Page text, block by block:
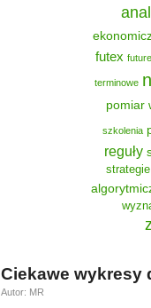
futex
terminowe
pomiar
szkolenia
reguły
Ciekawe wykresy
Autor: MR